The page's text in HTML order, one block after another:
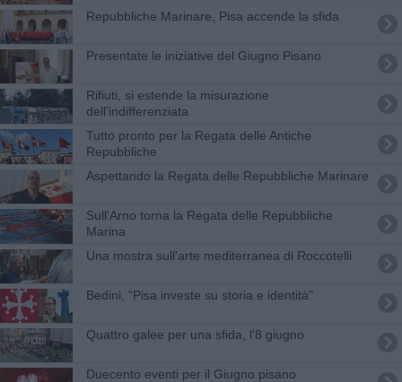
Repubbliche Marinare, Pisa accende la sfida
Presentate le iniziative del Giugno Pisano
Rifiuti, si estende la misurazione
dell’indifferenziata
Tutto pronto per la Regata delle Antiche
Repubbliche
Aspettando la Regata delle Repubbliche Marinare
Sull'Arno torna la Regata delle Repubbliche
Marina
Una mostra sull'arte mediterranea di Roccotelli
Bedini, "Pisa investe su storia e identità"
Quattro galee per una sfida, l'8 giugno
Duecento eventi per il Giugno pisano